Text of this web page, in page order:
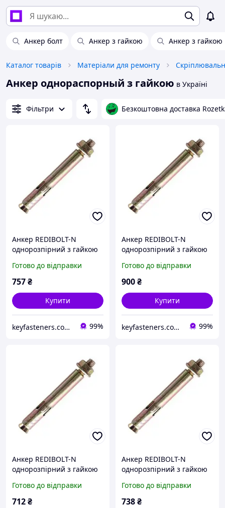
Анкер болт Анкер з гайкою Анкер з гайкою
Каталог товарів Матеріали для ремонту
Анкер однораспорный з гайкою в Україні
Фільтри Безкоштовна доставка
Анкер REDIBOLT-N
однорозпірний з гайкою
цинк жовтий 150 шт./
пачка
Готово до відправки
757₴
Купити
keyfasteners.com.ua 99%
Анкер REDIBOLT-N
однорозпірний з гайкою
цинк жовтий 150 шт./
пачка
Готово до відправки
900₴
Купити
keyfasteners.com.ua 99%
Анкер REDIBOLT-N
однорозпірний з гайкою
цинк жовтий 100 шт./
пачка
Готово до відправки
712₴
Анкер REDIBOLT-N
однорозпірний з гайкою
М6/55 цинк жовтий 100
шт./пачка
Готово до відправки
738₴